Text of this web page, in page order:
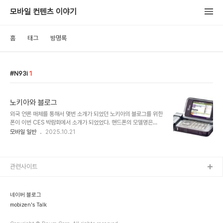
모바일 컨텐츠 이야기
홈 태그 방명록
N93i 1
노키아와 블로그
외국 언론 매체를 통해서 몇번 소개가 되었던 노키아의 블로그를 위한
폰이 이번 CES 박람회에서 소개가 되었었다. 핸드폰의 모델명은
'N93i' 이다. 하드웨어의 스펙만을 일단 가볍게 소개하자면 비디오
고 한다. 이 휴대폰에는 비디오 에디팅 소프트웨어도 장착된다.
이유는 폰에서의 정지화상 또는 ..
모바일 일반 2025.10.21
네이버 블로그
mobizen's Talk
관련사이트